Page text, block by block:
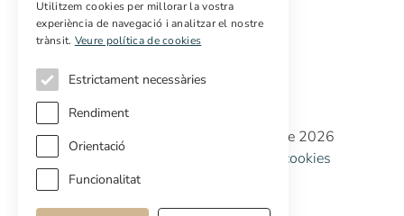
Compradors internacionals
Propietats off-market
Copyright © Cottage Properties Real Estate 2026
Política de privacitat
Política de cookies
Preferències de cookies
Utilitzem cookies per millorar la vostra
experiència de navegació i analitzar el nostre
trànsit. Veure política de cookies
Estrictament necessàries
Rendiment
Orientació
Funcionalitat